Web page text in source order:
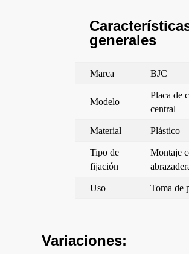
generales
Marca BJC
Modelo
Placa de
central
Material Plástico
Tipo de
fijación
Montaje
Uso Toma de
Variaciones: